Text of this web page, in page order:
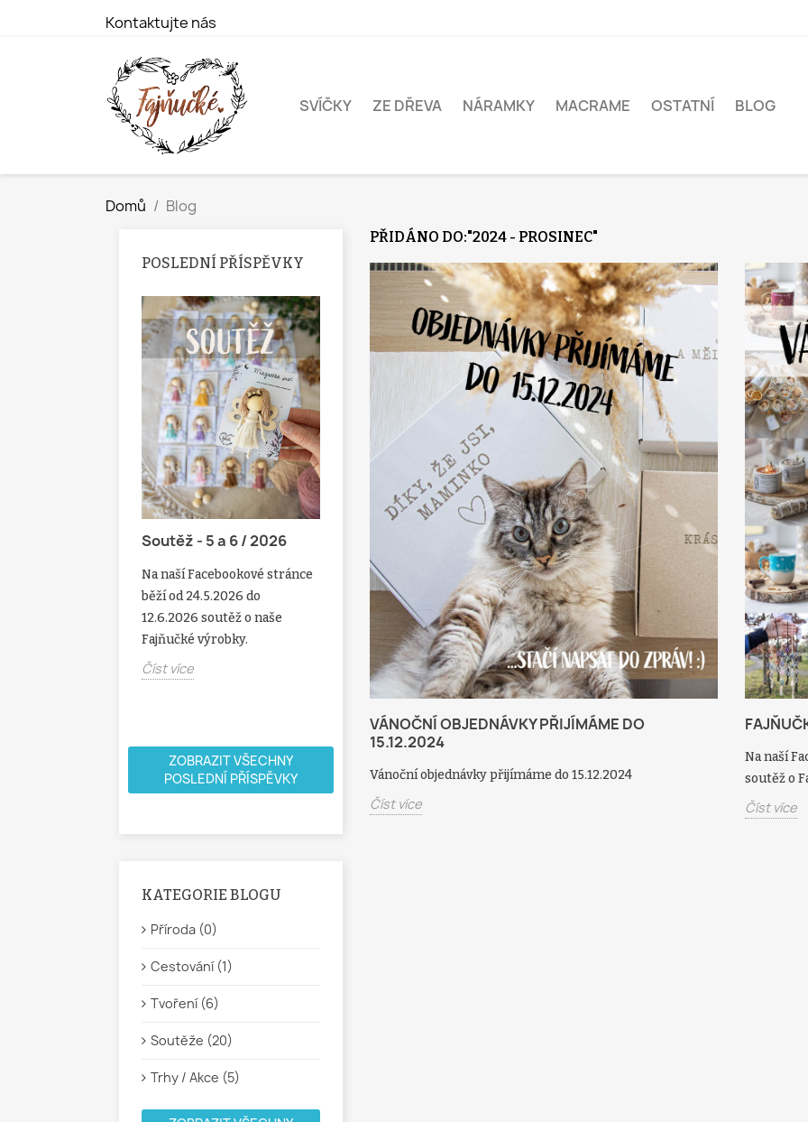
Kontaktujte nás
SVÍČKY ZE DŘEVA NÁRAMKY MACRAME OSTATNÍ BLOG
Domů Blog
POSLEDNÍ PŘÍSPĚVKY
Soutěž - 5 a 6 / 2026
Na naší Facebookové stránce
běží od 24.5.2026 do
12.6.2026 soutěž o naše
Fajňučké výrobky.
Číst více
Na naší Facebookové stránce
běží od 24.4.2026 do 8.5.2026
soutěž o naše Fajňučké
dřevěné výrobky.
Číst více
Soutěž o svíčku 2026
Na naší Facebookové stránce
běží od 21.2.2026 do 6.3.2026
soutěž o svíčku.
Číst více
Na naší
běží od
Vánoční
andílka
Číst
ZOBRAZIT VŠECHNY
POSLEDNÍ PŘÍSPĚVKY
KATEGORIE BLOGU
Příroda (0)
Cestování (1)
Tvoření (6)
Soutěže (20)
Trhy / Akce (5)
PŘIDÁNO DO:"2024 - PROSINEC"
VÁNOČNÍ OBJEDNÁVKY PŘIJÍMÁME DO
15.12.2024
Vánoční objednávky přijímáme do 15.12.2024
Číst více
Na naší
soutěž o
Číst více